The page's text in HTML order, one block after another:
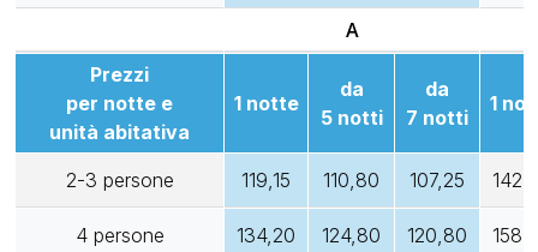
A
Prezzi
per notte e
unità abitativa
1 notte
da
5 notti
da
7 notti
1
2-3 persone 119,15 110,80 107,25
4 persone 134,20 124,80 120,80